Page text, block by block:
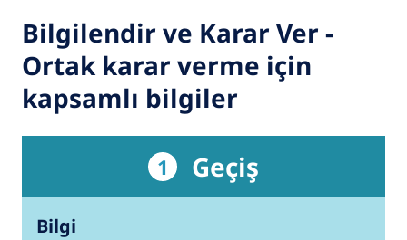
Bilgilendir ve Karar Ver -
Ortak karar verme için
kapsamlı bilgiler
1 Geçiş
Bilgi